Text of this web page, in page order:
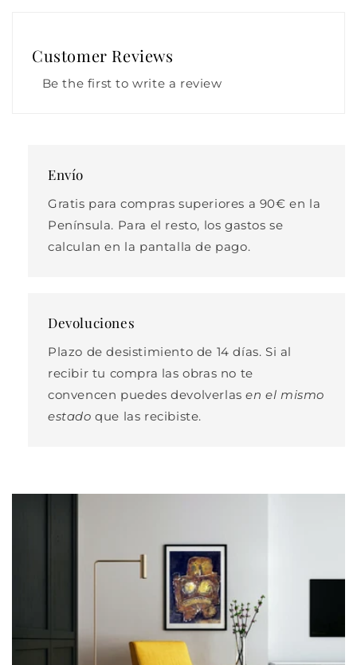
Customer Reviews
Be the first to write a review
Envío
Gratis para compras superiores a 90€ en la
Península. Para el resto, los gastos se
calculan en la pantalla de pago.
Devoluciones
Plazo de desistimiento de 14 días. Si al
recibir tu compra las obras no te
convencen puedes devolverlasen el mismo
estado que las recibiste.